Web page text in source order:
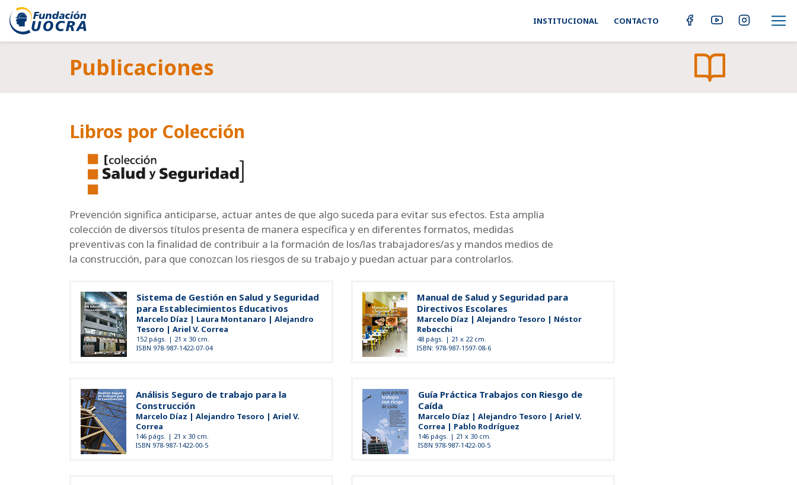
INSTITUCIONAL CONTACTO
Publicaciones
Libros por Colección
Prevención significa anticiparse, actuar antes de que algo suceda para evitar sus efectos. Esta amplia
colección de diversos títulos presenta de manera específica y en diferentes formatos, medidas
preventivas con la finalidad de contribuir a la formación de los/las trabajadores/as y mandos medios de
la construcción, para que conozcan los riesgos de su trabajo y puedan actuar para controlarlos.
Sistema de Gestión en Salud y Seguridad
para Establecimientos Educativos
Marcelo Díaz | Laura Montanaro | Alejandro
Tesoro | Ariel V. Correa
152 págs. | 21 x 30 cm.
ISBN 978-987-1422-07-04
Manual de Salud y Seguridad para
Directivos Escolares
Marcelo Díaz | Alejandro Tesoro | Néstor
Rebecchi
48 págs. | 21 x 22 cm.
ISBN: 978-987-1597-08-6
Análisis Seguro de trabajo para la
Construcción
Marcelo Díaz | Alejandro Tesoro | Ariel V.
Correa
146 págs. | 21 x 30 cm.
ISBN 978-987-1422-00-5
Guía Práctica Trabajos con Riesgo de
Caída
Marcelo Díaz | Alejandro Tesoro | Ariel V.
Correa | Pablo Rodríguez
146 págs. | 21 x 30 cm.
ISBN 978-987-1422-00-5